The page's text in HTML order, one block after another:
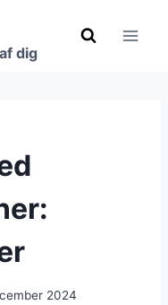
dig
2024